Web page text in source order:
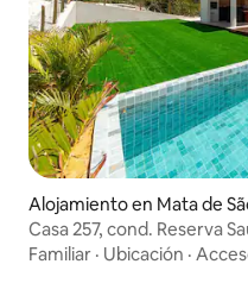
Alojamiento en Mata de
Casa 257, cond. Reserva
Familiar · Ubicación ·